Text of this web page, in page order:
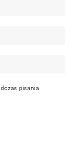
pisania